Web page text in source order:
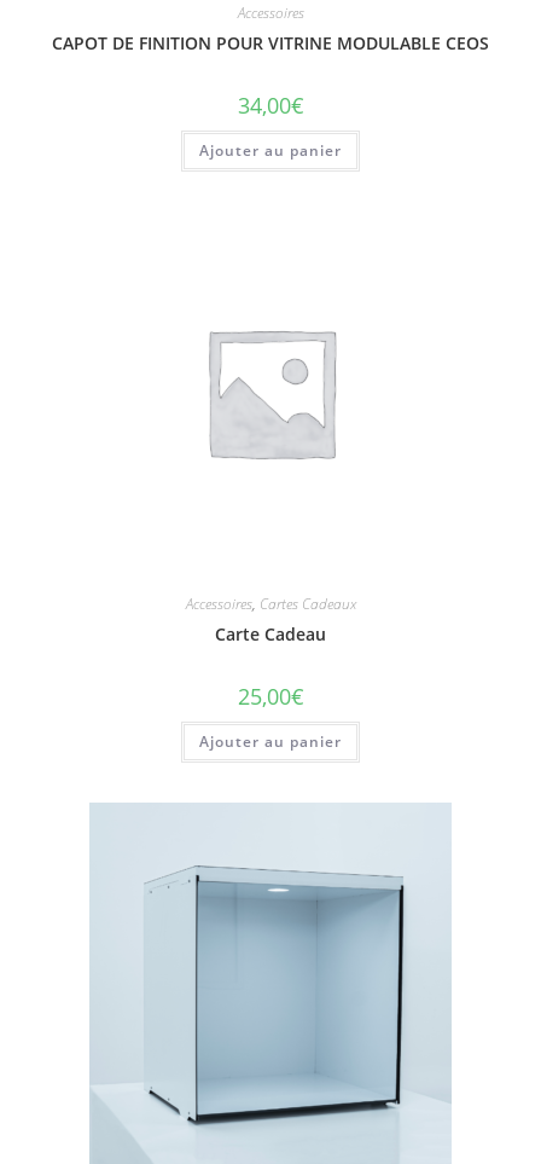
Accessoires
CAPOT DE FINITION POUR VITRINE MODULABLE CEOS
34,00€
Ajouter au panier
Accessoires, Cartes Cadeaux
Carte Cadeau
25,00€
Ajouter au panier